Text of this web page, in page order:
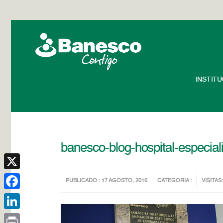
banesco-blog-hospital-
PUBLICADO : 17 AGOSTO, 2016 CATEGORIA :
X
Facebook
LinkedIn